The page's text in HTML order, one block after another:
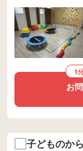
1
お
子どものか